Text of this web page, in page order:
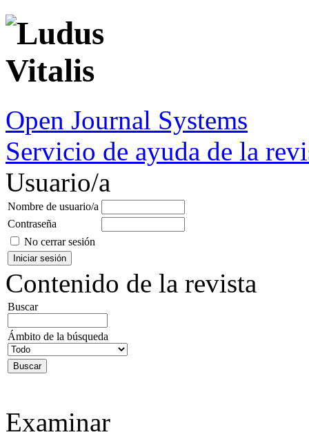
Open Journal Systems
Servicio de ayuda de la
Usuario/a
Nombre de usuario/a
Contraseña
No cerrar sesión
Contenido de la revista
Buscar
Ámbito de la búsqueda
Examinar